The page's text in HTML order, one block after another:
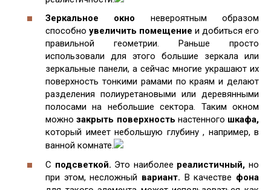
Зеркальное окно невероятным образом
способно увеличить помещение и добиться его
правильной геометрии. Раньше просто
использовали для этого большие зеркала или
зеркальные панели, а сейчас многие украшают их
поверхность тонкими рамами по краям и делают
разделения полиуретановыми или деревянными
полосами на небольшие сектора. Таким окном
можнозакрыть поверхность настенного шкафа,
который имеет небольшую глубину , например, в
ванной комнате.
С подсветкой. Это наиболее реалистичный, но
при этом, несложный вариант. В качестве фона